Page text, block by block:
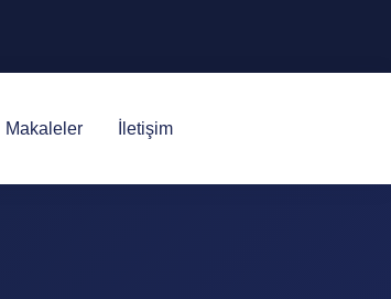
Makaleler İletişim